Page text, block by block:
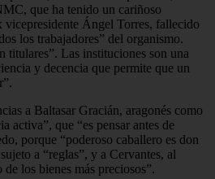
que ha tenido un cariñoso
vicepresidente Ángel Torres, fallecido
los trabajadores” del organismo.
titulares”. Las instituciones son una
y decencia que permite que un
a Baltasar Gracián, aragonés como
activa”, que “es pensar antes de
porque “poderoso caballero es don
a “reglas”, y a Cervantes, al
los bienes más preciosos”.